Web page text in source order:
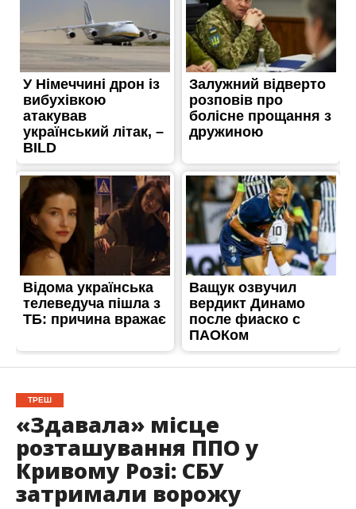
ТРЕШ
«Здавала» місце
розташування ППО у
Кривому Розі: СБУ
затримали ворожу